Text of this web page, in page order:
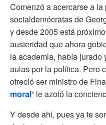
Comenzó a acercarse a
socialdemócratas de
y desde 2005 está
austeridad que ahora
la academia, había
aulas por la política. Pero
ofreció ser ministro de
moral” le azotó la
Y desde ahí, pues ya te